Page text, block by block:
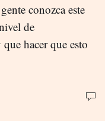
conozca este
de
hacer que esto